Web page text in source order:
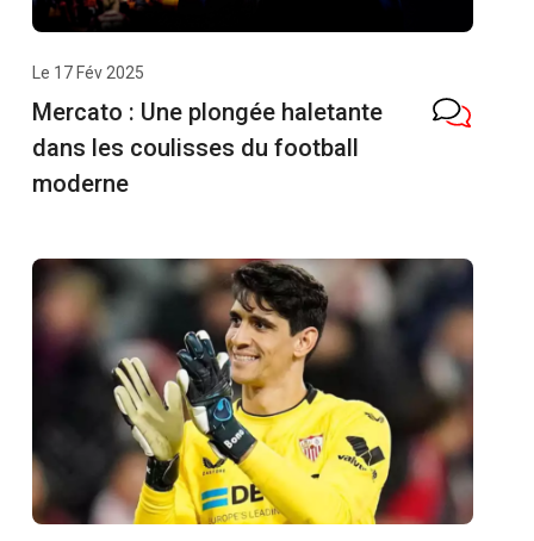
Le 17 Fév 2025
Mercato : Une plongée haletante
dans les coulisses du football
moderne